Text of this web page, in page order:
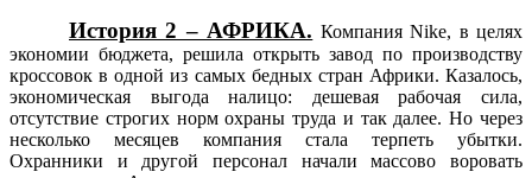
История 2 – АФРИКА. Компания Nike, в целях
экономии бюджета, решила открыть завод по производству
кроссовок в одной из самых бедных стран Африки. Казалось,
экономическая выгода налицо: дешевая рабочая сила,
отсутствие строгих норм охраны труда и так далее. Но через
несколько месяцев компания стала терпеть убытки.
Охранники и другой персонал начали массово воровать